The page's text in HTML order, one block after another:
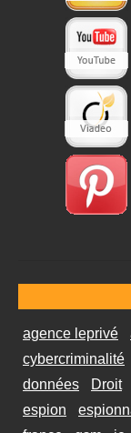
agence leprivé
cybercriminalité
données
Droit
espion